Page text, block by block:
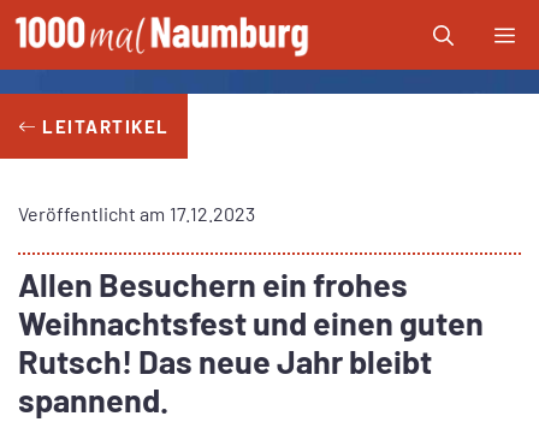
Zum
Inhalt
springen
LEITARTIKEL
Veröffentlicht am 17.12.2023
Allen Besuchern ein frohes
Weihnachtsfest und einen guten
Rutsch! Das neue Jahr bleibt
spannend.